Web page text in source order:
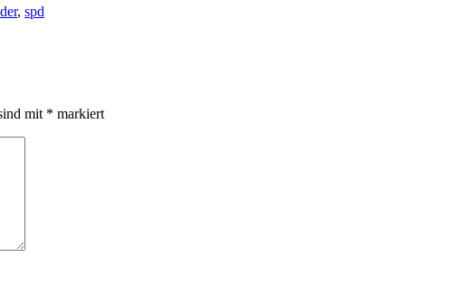
, spd
mit * markiert